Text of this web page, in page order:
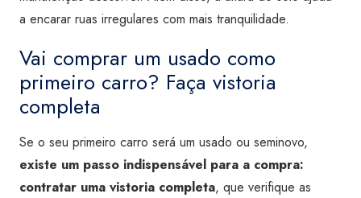
a encarar ruas irregulares com mais tranquilidade.
Vai comprar um usado como
primeiro carro? Faça vistoria
completa
Se o seu primeiro carro será um usado ou seminovo,
existe um passo indispensável para a compra:
contratar uma vistoria completa, que verifique as